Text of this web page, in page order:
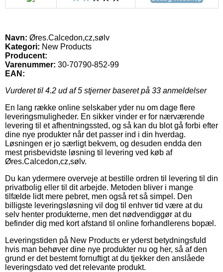
Navn: Øres.Calcedon,cz,sølv
Kategori: New Products
Producent:
Varenummer: 30-70790-852-99
EAN:
Vurderet til 4.2 ud af 5 stjerner baseret på 33 anmeldelser
En lang række online selskaber yder nu om dage flere
leveringsmuligheder. En sikker vinder er for nærværende
levering til et afhentningssted, og så kan du blot gå forbi efter
dine nye produkter når det passer ind i din hverdag.
Løsningen er jo særligt bekvem, og desuden endda den
mest prisbevidste løsning til levering ved køb af
Øres.Calcedon,cz,sølv.
Du kan ydermere overveje at bestille ordren til levering til din
privatbolig eller til dit arbejde. Metoden bliver i mange
tilfælde lidt mere pebret, men også ret så simpel. Den
billigste leveringsløsning vil dog til enhver tid være at du
selv henter produkterne, men det nødvendiggør at du
befinder dig med kort afstand til online forhandlerens bopæl.
Leveringstiden på New Products er yderst betydningsfuld
hvis man behøver dine nye produkter nu og her, så af den
grund er det bestemt fornuftigt at du tjekker den anslåede
leveringsdato ved det relevante produkt.